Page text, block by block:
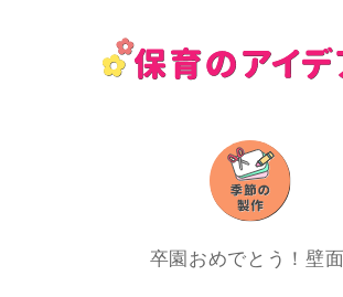
卒園おめでとう！壁面